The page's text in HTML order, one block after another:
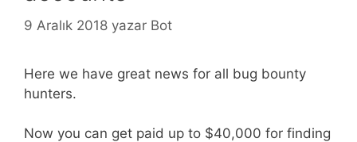
9 Aralık 2018 yazar Bot
Here we have great news for all bug bounty
hunters.
Now you can get paid up to $40,000 for finding